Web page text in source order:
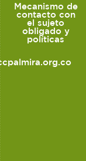
Mecanismo de
contacto con
el sujeto
obligado y
políticas